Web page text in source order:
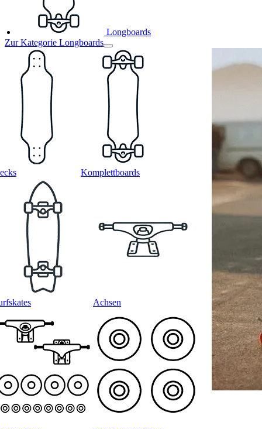
Longboards
Zur Kategorie Longboards
Komplettboards
Achsen